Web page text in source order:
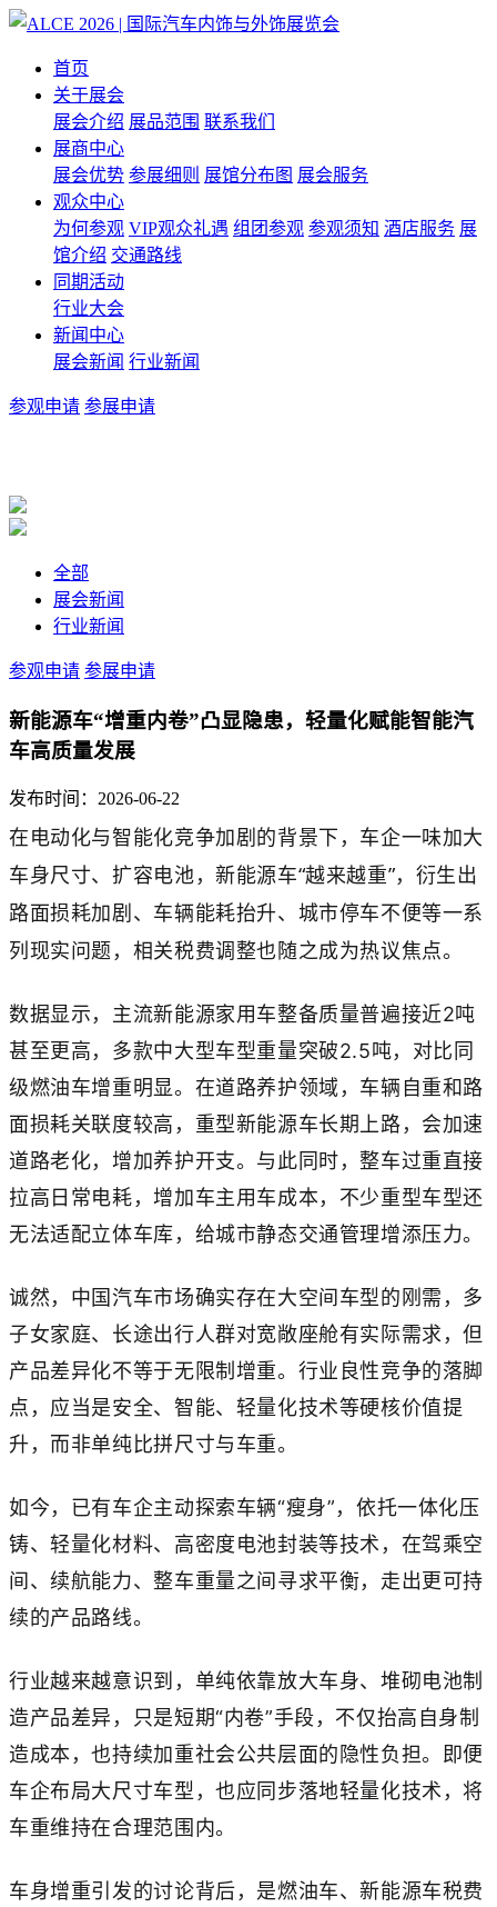
首页
关于展会
展会介绍 展品范围 联系我们
展商中心
展会优势 参展细则 展馆分布图 展会服务
观众中心
为何参观 VIP观众礼遇 组团参观 参观须知 酒店服务 展
馆介绍 交通路线
同期活动
行业大会
新闻中心
展会新闻 行业新闻
参观申请 参展申请
全部
展会新闻
行业新闻
参观申请 参展申请
新能源车“增重内卷”凸显隐患，轻量化赋能智能汽
车高质量发展
发布时间：2026-06-22
在电动化与智能化竞争加剧的背景下，车企一味加大
车身尺寸、扩容电池，新能源车“越来越重”，衍生出
路面损耗加剧、车辆能耗抬升、城市停车不便等一系
列现实问题，相关税费调整也随之成为热议焦点。
数据显示，主流新能源家用车整备质量普遍接近2吨
甚至更高，多款中大型车型重量突破2.5吨，对比同
级燃油车增重明显。在道路养护领域，车辆自重和路
面损耗关联度较高，重型新能源车长期上路，会加速
道路老化，增加养护开支。与此同时，整车过重直接
拉高日常电耗，增加车主用车成本，不少重型车型还
无法适配立体车库，给城市静态交通管理增添压力。
诚然，中国汽车市场确实存在大空间车型的刚需，多
子女家庭、长途出行人群对宽敞座舱有实际需求，但
产品差异化不等于无限制增重。行业良性竞争的落脚
点，应当是安全、智能、轻量化技术等硬核价值提
升，而非单纯比拼尺寸与车重。
如今，已有车企主动探索车辆“瘦身”，依托一体化压
铸、轻量化材料、高密度电池封装等技术，在驾乘空
间、续航能力、整车重量之间寻求平衡，走出更可持
续的产品路线。
行业越来越意识到，单纯依靠放大车身、堆砌电池制
造产品差异，只是短期“内卷”手段，不仅抬高自身制
造成本，也持续加重社会公共层面的隐性负担。即便
车企布局大尺寸车型，也应同步落地轻量化技术，将
车重维持在合理范围内。
车身增重引发的讨论背后，是燃油车、新能源车税费